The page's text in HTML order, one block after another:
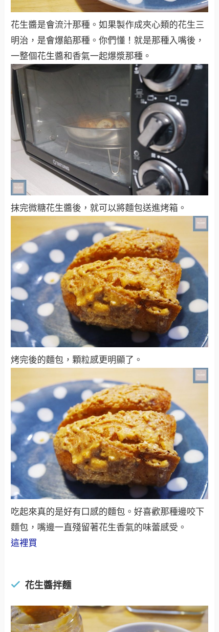
花生醬是會流汁那種。如果製作成夾心類的花生三
明治，是會爆餡那種。你們懂！就是那種入嘴後，
一整個花生醬和香氣一起爆漿那種。
抹完微糖花生醬後，就可以將麵包送進烤箱。
烤完後的麵包，顆粒感更明顯了。
吃起來真的是好有口感的麵包。好喜歡那種邊咬下
麵包，嘴邊一直殘留著花生香氣的味蕾感受。
這裡買
花生醬拌麵